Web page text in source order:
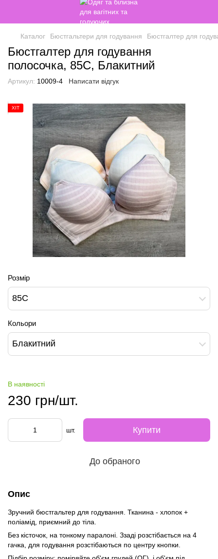
Каталог Бюстгальтери для годування Бюстгалтер для
Бюстгалтер для годування
полосочка, 85С, Блакитний
Артикул: 10009-4 Написати відгук
ХІТ
Розмір
85С
Кольори
Блакитний
В наявності
230 грн/шт.
шт. Купити
До обраного
Опис
Зручний бюстгальтер для годування. Тканина - хлопок +
поліамід, приємний до тіла.
Без кісточок, на тонкому паралоні. Ззаді розстібається на 4
гачка, для годування розстібаються по центру кнопки.